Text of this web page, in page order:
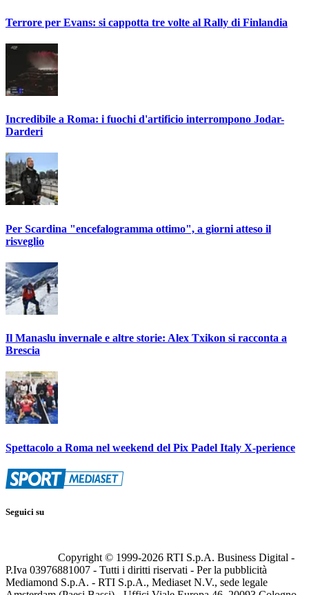
Terrore per Evans: si cappotta tre volte al Rally di Finlandia
Incredibile a Roma: i fuochi d'artificio interrompono Jodar-
Darderi
Per Scardina "encefalogramma ottimo", a giorni atteso il
risveglio
Il Manaslu invernale e altre storie: Alex Txikon si racconta a
Brescia
Spettacolo a Roma nel weekend del Pix Padel Italy X-perience
Seguici su
Copyright © 1999-2026 RTI S.p.A. Business Digital -
P.Iva 03976881007 - Tutti i diritti riservati - Per la pubblicità
Mediamond S.p.A. - RTI S.p.A., Mediaset N.V., sede legale